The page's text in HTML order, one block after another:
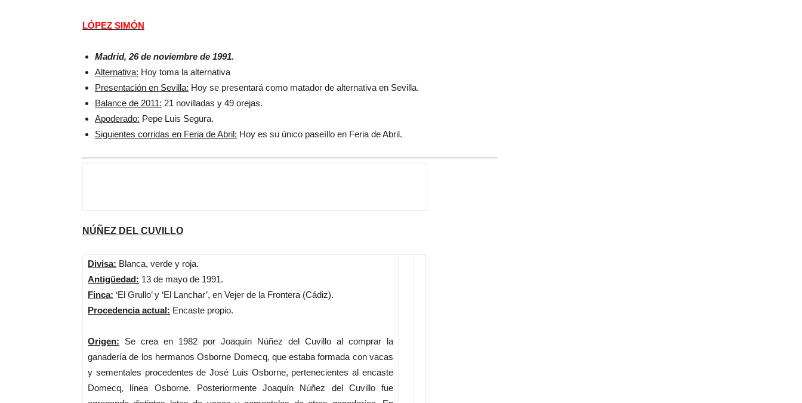
LÓPEZ SIMÓN
Madrid, 26 de noviembre de 1991.
Alternativa: Hoy toma la alternativa
Presentación en Sevilla: Hoy se presentará como matador de alternativa en Sevilla.
Balance de 2011: 21 novilladas y 49 orejas.
Apoderado: Pepe Luis Segura.
Siguientes corridas en Feria de Abril: Hoy es su único paseíllo en Feria de Abril.
NÚÑEZ DEL CUVILLO
Divisa: Blanca, verde y roja.
Antigüedad: 13 de mayo de 1991.
Finca: ‘El Grullo’ y ‘El Lanchar’, en Vejer de la Frontera (Cádiz).
Procedencia actual: Encaste propio.
Origen: Se crea en 1982 por Joaquín Núñez del Cuvillo al comprar la
ganadería de los hermanos Osborne Domecq, que estaba formada con vacas
y sementales procedentes de José Luis Osborne, pertenecientes al encaste
Domecq, línea Osborne. Posteriormente Joaquín Núñez del Cuvillo fue